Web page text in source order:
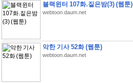
블랙윈터 107화.짙은밤(3) (웹툰)
webtoon.daum.net
악한 기사 52화 (웹툰)
webtoon.daum.net